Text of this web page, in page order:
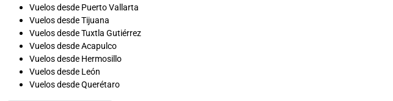
Vuelos desde Puerto Vallarta
Vuelos desde Tijuana
Vuelos desde Tuxtla Gutiérrez
Vuelos desde Acapulco
Vuelos desde Hermosillo
Vuelos desde León
Vuelos desde Querétaro